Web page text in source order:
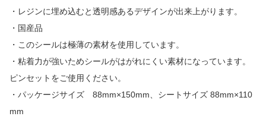
・レジンに埋め込むと透明感あるデザインが出来上がります。
・国産品
・このシールは極薄の素材を使用しています。
・粘着力が強いためシールがはがれにくい素材になっています。
ピンセットをご使用ください。
・パッケージサイズ 88mm×150mm、シートサイズ 88mm×110
mm